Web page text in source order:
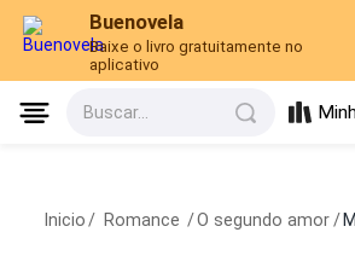
Buenovela
Baixe o livro gratuitamente no
aplicativo
Buscar...
Inicio / Romance /O segundo amor /